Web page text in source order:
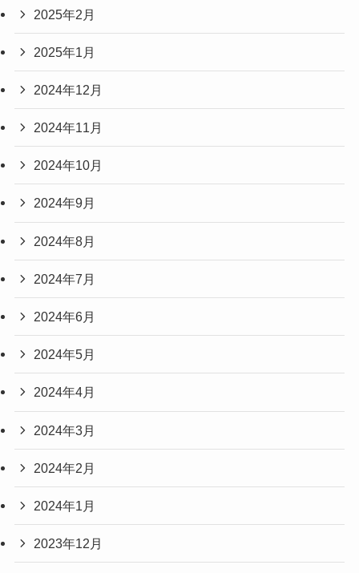
2025年2月
2025年1月
2024年12月
2024年11月
2024年10月
2024年9月
2024年8月
2024年7月
2024年6月
2024年5月
2024年4月
2024年3月
2024年2月
2024年1月
2023年12月